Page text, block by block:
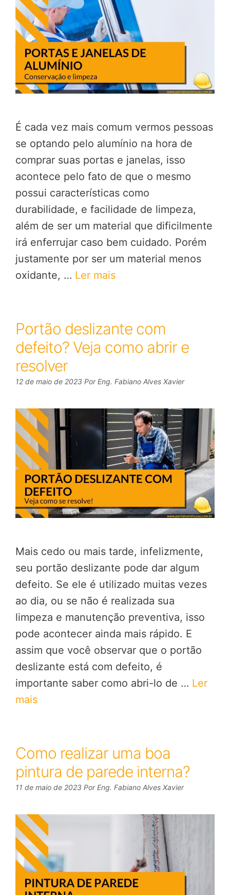
É cada vez mais comum vermos pessoas
se optando pelo alumínio na hora de
comprar suas portas e janelas, isso
acontece pelo fato de que o mesmo
possui características como
durabilidade, e facilidade de limpeza,
além de ser um material que dificilmente
irá enferrujar caso bem cuidado. Porém
justamente por ser um material menos
oxidante, … Ler mais
Portão deslizante com
defeito? Veja como abrir e
resolver
12 de maio de 2023 PorEng. Fabiano Alves Xavier
Mais cedo ou mais tarde, infelizmente,
seu portão deslizante pode dar algum
defeito. Se ele é utilizado muitas vezes
ao dia, ou se não é realizada sua
limpeza e manutenção preventiva, isso
pode acontecer ainda mais rápido. E
assim que você observar que o portão
deslizante está com defeito, é
importante saber como abri-lo de … Ler
mais
Como realizar uma boa
pintura de parede interna?
11 de maio de 2023 PorEng. Fabiano Alves Xavier